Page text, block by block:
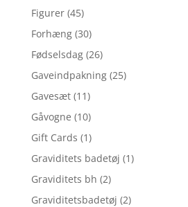
Figurer (45)
Forhæng (30)
Fødselsdag (26)
Gaveindpakning (25)
Gavesæt (11)
Gåvogne (10)
Gift Cards (1)
Graviditets badetøj (1)
Graviditets bh (2)
Graviditetsbadetøj (2)